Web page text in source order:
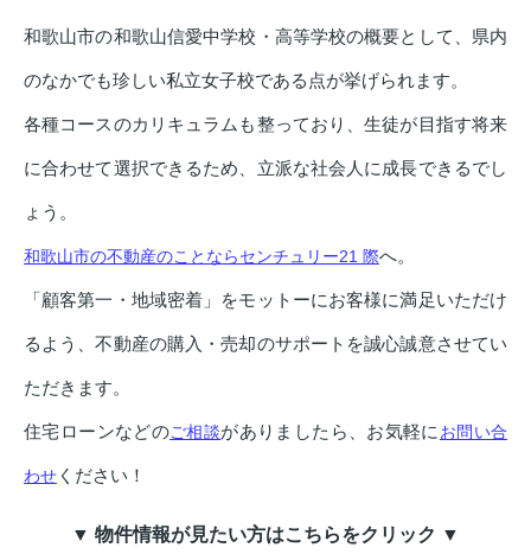
和歌山市の和歌山信愛中学校・高等学校の概要として、県内
のなかでも珍しい私立女子校である点が挙げられます。
各種コースのカリキュラムも整っており、生徒が目指す将来
に合わせて選択できるため、立派な社会人に成長できるでし
ょう。
和歌山市の不動産のことならセンチュリー21 際へ。
「顧客第一・地域密着」をモットーにお客様に満足いただけ
るよう、不動産の購入・売却のサポートを誠心誠意させてい
ただきます。
住宅ローンなどのご相談がありましたら、お気軽にお問い合
わせ ください！
▼ 物件情報が見たい方はこちらをクリック ▼